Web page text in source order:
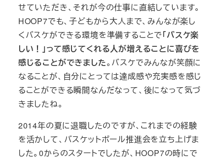
せていただき、それが今の仕事に直結しています。
HOOP7でも、子どもから大人まで、みんなが楽し
くバスケができる環境を準備することで「バスケ楽
しい！」って感じてくれる人が増えることに喜びを
感じることができました。バスケでみんなが笑顔に
なることが、自分にとっては達成感や充実感を感じ
ることができる瞬間なんだなって、後になって気づ
きましたね。
2014年の夏に退職したのですが、これまでの経験
を活かして、バスケットボール推進会を立ち上げま
した。0からのスタートでしたが、HOOP7の時にで